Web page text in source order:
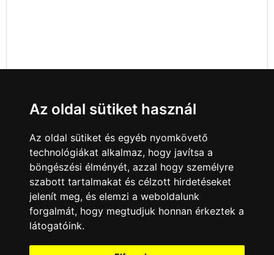
Minden jog fenntartva © 2008 - 2026
Az oldal sütiket használ
Az oldal sütiket és egyéb nyomkövető
technológiákat alkalmaz, hogy javítsa a
böngészési élményét, azzal hogy személyre
szabott tartalmakat és célzott hirdetéseket
jelenít meg, és elemzi a weboldalunk
forgalmát, hogy megtudjuk honnan érkeztek a
látogatóink.